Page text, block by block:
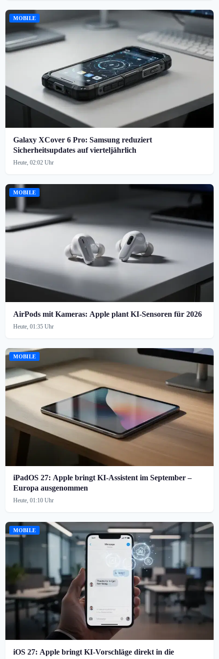
MOBILE
Galaxy XCover 6 Pro: Samsung reduziert
Sicherheitsupdates auf vierteljährlich
Heute, 02:02 Uhr
MOBILE
AirPods mit Kameras: Apple plant KI-Sensoren für 2026
Heute, 01:35 Uhr
MOBILE
iPadOS 27: Apple bringt KI-Assistent im September –
Europa ausgenommen
Heute, 01:10 Uhr
MOBILE
iOS 27: Apple bringt KI-Vorschläge direkt in die